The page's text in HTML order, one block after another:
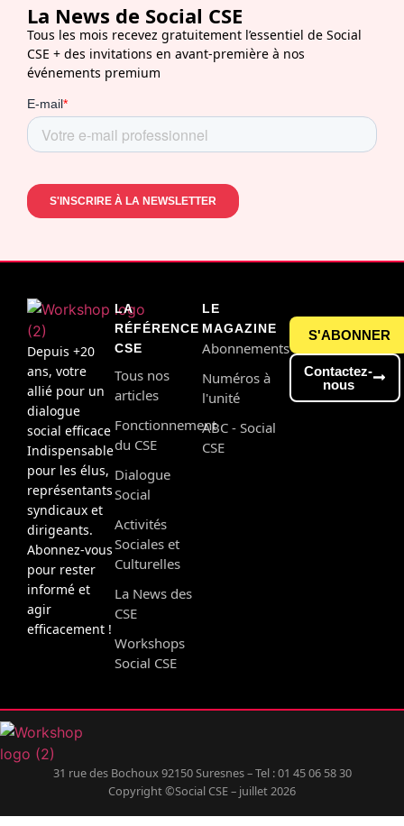
La News de Social CSE
Tous les mois recevez gratuitement l’essentiel de Social
CSE + des invitations en avant-première à nos
événements premium
Depuis +20
ans, votre
allié pour un
dialogue
social efficace
Indispensable
pour les élus,
représentants
syndicaux et
dirigeants.
Abonnez-vous
pour rester
informé et
agir
efficacement !
LA
RÉFÉRENCE
CSE
Tous nos
articles
Fonctionnement
du CSE
Dialogue
Social
Activités
Sociales et
Culturelles
La News des
CSE
Workshops
Social CSE
LE
MAGAZINE
Abonnements
Numéros à
l'unité
ABC - Social
CSE
S'ABONNER
Contactez-
nous
31 rue des Bochoux 92150 Suresnes – Tel : 01 45 06 58 30
Copyright ©Social CSE – juillet 2026